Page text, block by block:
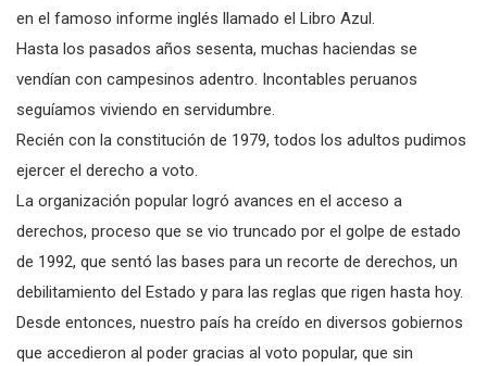
en el famoso informe inglés llamado el Libro Azul.
Hasta los pasados años sesenta, muchas haciendas se
vendían con campesinos adentro. Incontables peruanos
seguíamos viviendo en servidumbre.
Recién con la constitución de 1979, todos los adultos pudimos
ejercer el derecho a voto.
La organización popular logró avances en el acceso a
derechos, proceso que se vio truncado por el golpe de estado
de 1992, que sentó las bases para un recorte de derechos, un
debilitamiento del Estado y para las reglas que rigen hasta hoy.
Desde entonces, nuestro país ha creído en diversos gobiernos
que accedieron al poder gracias al voto popular, que sin